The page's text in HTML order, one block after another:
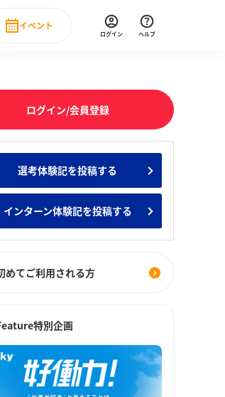
キング みんなのインターン人気企業ランキ
ビュー
イベント
直近のイベント一覧
ログイン ヘルプ
ログイン/会員登録
選考体験記を投稿する
インターン体験記を投稿する
めてご利用される方
特別企画